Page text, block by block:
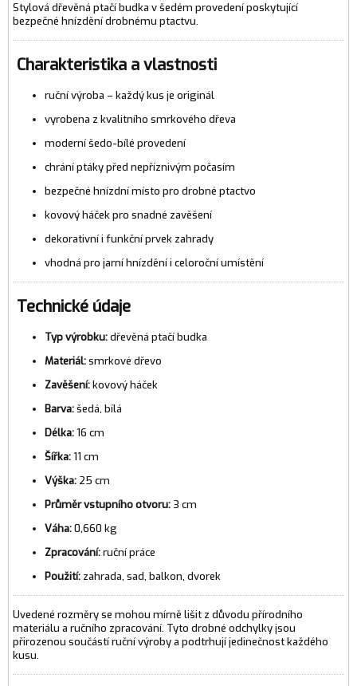
Stylová dřevěná ptačí budka v šedém provedení poskytující
bezpečné hnízdění drobnému ptactvu.
Charakteristika a vlastnosti
ruční výroba – každý kus je originál
vyrobena z kvalitního smrkového dřeva
moderní šedo-bílé provedení
chrání ptáky před nepříznivým počasím
bezpečné hnízdní místo pro drobné ptactvo
kovový háček pro snadné zavěšení
dekorativní i funkční prvek zahrady
vhodná pro jarní hnízdění i celoroční umístění
Technické údaje
Typ výrobku:dřevěná ptačí budka
Materiál:smrkové dřevo
Zavěšení:kovový háček
Barva:šedá, bílá
Délka: 16 cm
Šířka: 11 cm
Výška: 25 cm
Průměr vstupního otvoru: 3 cm
Váha:0,660 kg
Zpracování:ruční práce
Použití: zahrada, sad, balkon, dvorek
Uvedené rozměry se mohou mírně lišit z důvodu přírodního
materiálu a ručního zpracování. Tyto drobné odchylky jsou
přirozenou součástí ruční výroby a podtrhují jedinečnost každého
kusu.